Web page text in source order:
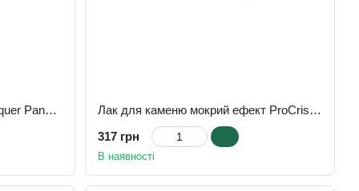
Лак панельний ProCristal Lacquer Panel ІР-10, 0,7 л, безбарвний, глянсовий
Лак для каменю мокрий ефект ProCristal Lacquer Wet Effect IР-83, 0,7 кг
317 грн
В наявності